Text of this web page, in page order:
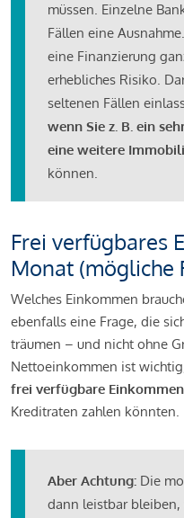
müssen. Einzelne
Fällen eine
eine Finanzierung
erhebliches Risiko.
seltenen Fällen
wenn Sie z. B. ein
eine weitere
können.
Frei verfügbares
Monat (mögliche
Welches Einkommen
ebenfalls eine Frage, die
träumen – und nicht ohne
Nettoeinkommen ist
frei verfügbare
Kreditraten zahlen könnten.
Aber Achtung: Die
dann leistbar